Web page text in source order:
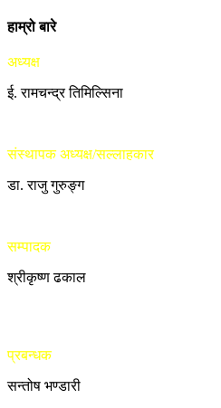
हाम्रो बारे
अध्यक्ष
ई. रामचन्द्र तिमिल्सिना
संस्थापक अध्यक्ष/सल्लाहकार
डा. राजु गुरुङ्ग
सम्पादक
श्रीकृष्ण ढकाल
प्रबन्धक
सन्तोष भण्डारी